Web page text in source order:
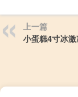
上一篇
小蛋糕4寸冰